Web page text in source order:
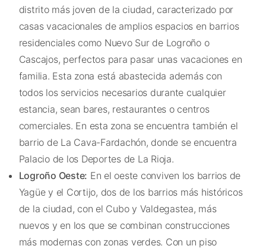
distrito más joven de la ciudad, caracterizado por
casas vacacionales de amplios espacios en barrios
residenciales como Nuevo Sur de Logroño o
Cascajos, perfectos para pasar unas vacaciones en
familia. Esta zona está abastecida además con
todos los servicios necesarios durante cualquier
estancia, sean bares, restaurantes o centros
comerciales. En esta zona se encuentra también el
barrio de La Cava-Fardachón, donde se encuentra
Palacio de los Deportes de La Rioja.
Logroño Oeste: En el oeste conviven los barrios de
Yagüe y el Cortijo, dos de los barrios más históricos
de la ciudad, con el Cubo y Valdegastea, más
nuevos y en los que se combinan construcciones
más modernas con zonas verdes. Con un piso